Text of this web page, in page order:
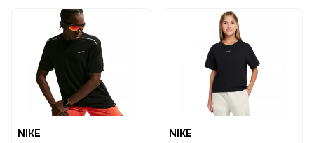
NIKE
NIKE